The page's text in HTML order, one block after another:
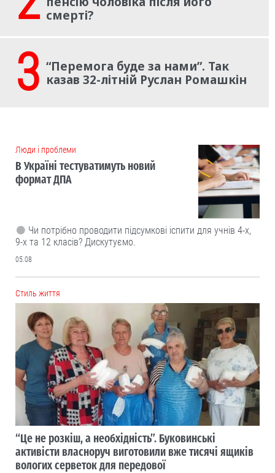
смерті?
3 “Перемога буде за нами”. Так
казав 32-літній Руслан Ромашкін
Люди і проблеми
В Україні тестуватимуть новий
формат ДПА
Чи потрібно проводити підсумкові іспити для учнів 4-х,
9-х та 12 класів? Дискутуємо.
05.08
Cтиль життя
“Це не розкіш, а необхідність”. Буковинські
активісти власноруч виготовили вже тисячі ящиків
вологих серветок для передової